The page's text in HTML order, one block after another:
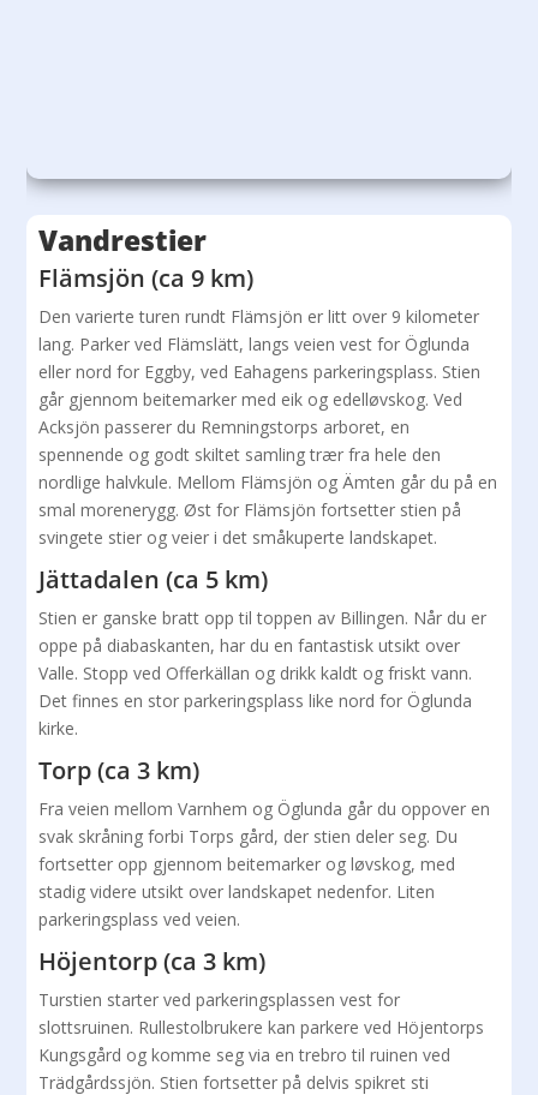
Vandrestier
Flämsjön (ca 9 km)
Den varierte turen rundt Flämsjön er litt over 9 kilometer
lang. Parker ved Flämslätt, langs veien vest for Öglunda
eller nord for Eggby, ved Eahagens parkeringsplass. Stien
går gjennom beitemarker med eik og edelløvskog. Ved
Acksjön passerer du Remningstorps arboret, en
spennende og godt skiltet samling trær fra hele den
nordlige halvkule. Mellom Flämsjön og Ämten går du på en
smal morenerygg. Øst for Flämsjön fortsetter stien på
svingete stier og veier i det småkuperte landskapet.
Jättadalen (ca 5 km)
Stien er ganske bratt opp til toppen av Billingen. Når du er
oppe på diabaskanten, har du en fantastisk utsikt over
Valle. Stopp ved Offerkällan og drikk kaldt og friskt vann.
Det finnes en stor parkeringsplass like nord for Öglunda
kirke.
Torp (ca 3 km)
Fra veien mellom Varnhem og Öglunda går du oppover en
svak skråning forbi Torps gård, der stien deler seg. Du
fortsetter opp gjennom beitemarker og løvskog, med
stadig videre utsikt over landskapet nedenfor. Liten
parkeringsplass ved veien.
Höjentorp (ca 3 km)
Turstien starter ved parkeringsplassen vest for
slottsruinen. Rullestolbrukere kan parkere ved Höjentorps
Kungsgård og komme seg via en trebro til ruinen ved
Trädgårdssjön. Stien fortsetter på delvis spikret sti